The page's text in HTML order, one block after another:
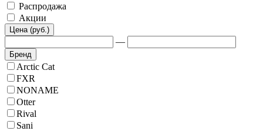
Распродажа
Акции
Цена (руб.)
—
Бренд
Arctic Cat
FXR
NONAME
Otter
Rival
Sani